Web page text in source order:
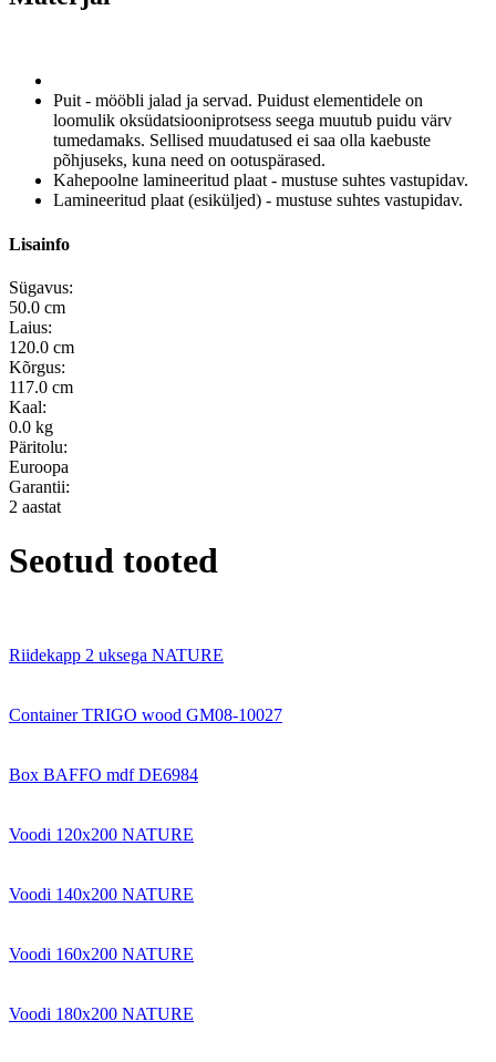
Puit - mööbli jalad ja servad. Puidust elementidele on
loomulik oksüdatsiooniprotsess seega muutub puidu värv
tumedamaks. Sellised muudatused ei saa olla kaebuste
põhjuseks, kuna need on ootuspärased.
Kahepoolne lamineeritud plaat - mustuse suhtes vastupidav.
Lamineeritud plaat (esiküljed) - mustuse suhtes vastupidav.
Lisainfo
Sügavus:
50.0 cm
Laius:
120.0 cm
Kõrgus:
117.0 cm
Kaal:
0.0 kg
Päritolu:
Euroopa
Garantii:
2 aastat
Seotud tooted
Riidekapp 2 uksega NATURE
Container TRIGO wood GM08-10027
Box BAFFO mdf DE6984
Voodi 120x200 NATURE
Voodi 140x200 NATURE
Voodi 160x200 NATURE
Voodi 180x200 NATURE